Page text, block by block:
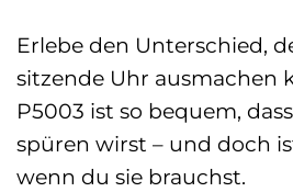
Erlebe den Unterschied,
sitzende Uhr ausmachen
P5003 ist so bequem,
spüren wirst – und doch
wenn du sie brauchst.